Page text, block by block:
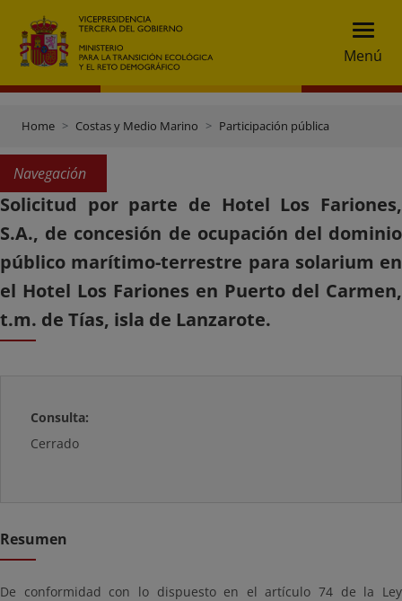
Menú
Home Costas y Medio Marino Participación pública
Navegación
Solicitud por parte de Hotel Los Fariones,
S.A., de concesión de ocupación del dominio
público marítimo-terrestre para solarium en
el Hotel Los Fariones en Puerto del Carmen,
t.m. de Tías, isla de Lanzarote.
Consulta:
Cerrado
Resumen
De conformidad con lo dispuesto en el artículo 74 de la Ley